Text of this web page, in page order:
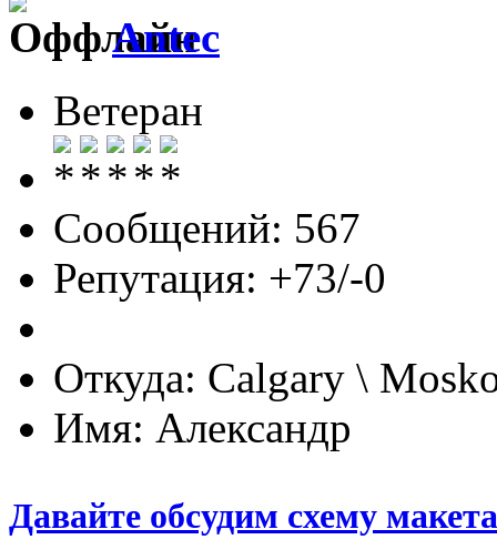
Antec
Ветеран
Сообщений: 567
Репутация: +73/-0
Откуда: Calgary \
Имя: Александр
Давайте обсудим схему макета